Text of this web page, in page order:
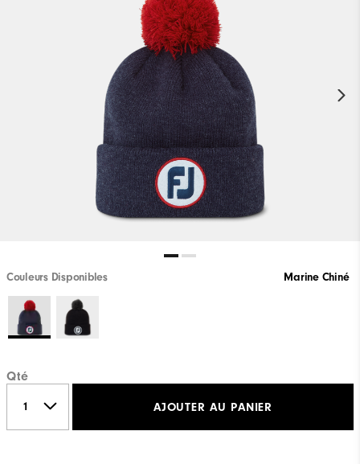
Couleurs Disponibles Marine Chiné
Qté
AJOUTER AU PANIER